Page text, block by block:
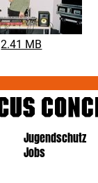
2.41 MB
Jugendschutz
Jobs